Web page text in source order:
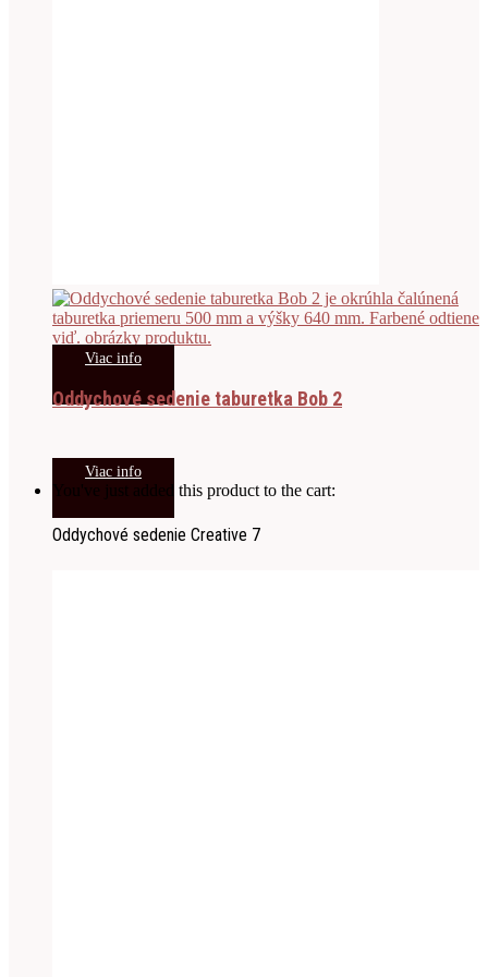
Viac info
Oddychové sedenie taburetka Bob 2
Viac info
You've just added this product to the cart:
Oddychové sedenie Creative 7